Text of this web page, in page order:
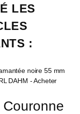
LES
:
Couronne